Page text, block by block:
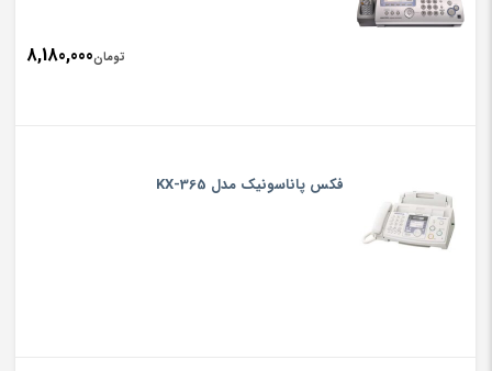
تومان8,180,000
فکس پاناسونیک مدل KX-365